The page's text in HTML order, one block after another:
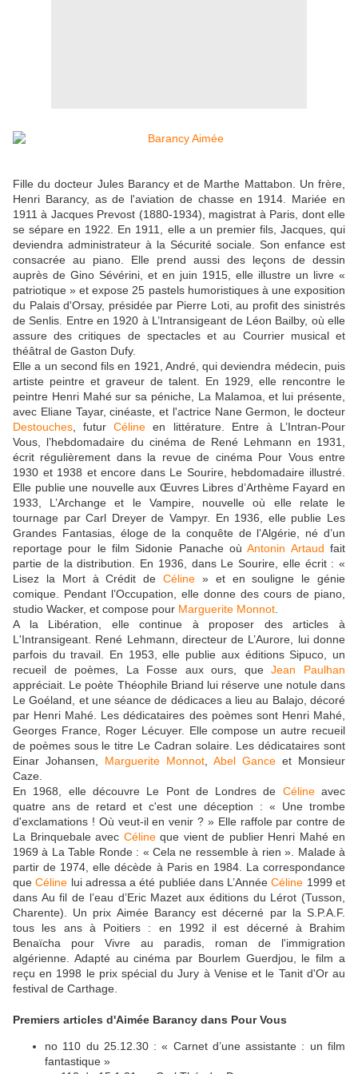
Fille du docteur Jules Barancy et de Marthe Mattabon. Un frère,
Henri Barancy, as de l'aviation de chasse en 1914. Mariée en
1911 à Jacques Prevost (1880-1934), magistrat à Paris, dont elle
se sépare en 1922. En 1911, elle a un premier fils, Jacques, qui
deviendra administrateur à la Sécurité sociale. Son enfance est
consacrée au piano. Elle prend aussi des leçons de dessin
auprès de Gino Sévérini, et en juin 1915, elle illustre un livre «
patriotique » et expose 25 pastels humoristiques à une exposition
du Palais d'Orsay, présidée par Pierre Loti, au profit des sinistrés
de Senlis. Entre en 1920 à L’Intransigeant de Léon Bailby, où elle
assure des critiques de spectacles et au Courrier musical et
théâtral de Gaston Dufy.
Elle a un second fils en 1921, André, qui deviendra médecin, puis
artiste peintre et graveur de talent. En 1929, elle rencontre le
peintre Henri Mahé sur sa péniche, La Malamoa, et lui présente,
avec Eliane Tayar, cinéaste, et l'actrice Nane Germon, le docteur
Destouches , futurCéline en littérature. Entre à L’Intran-Pour
Vous, l’hebdomadaire du cinéma de René Lehmann en 1931,
écrit régulièrement dans la revue de cinéma Pour Vous entre
1930 et 1938 et encore dans Le Sourire, hebdomadaire illustré.
Elle publie une nouvelle aux Œuvres Libres d’Arthème Fayard en
1933, L’Archange et le Vampire, nouvelle où elle relate le
tournage par Carl Dreyer de Vampyr. En 1936, elle publie Les
Grandes Fantasias, éloge de la conquête de l’Algérie, né d’un
reportage pour le film Sidonie Panache oùAntonin Artaud fait
partie de la distribution. En 1936, dans Le Sourire, elle écrit : «
Lisez la Mort à Crédit de Céline » et en souligne le génie
comique. Pendant l’Occupation, elle donne des cours de piano,
studio Wacker, et compose pour Marguerite Monnot
A la Libération, elle continue à proposer des articles à
L'Intransigeant. René Lehmann, directeur de L’Aurore, lui donne
parfois du travail. En 1953, elle publie aux éditions Sipuco, un
recueil de poèmes, La Fosse aux ours, queJean Paulhan
appréciait. Le poète Théophile Briand lui réserve une notule dans
Le Goéland, et une séance de dédicaces a lieu au Balajo, décoré
par Henri Mahé. Les dédicataires des poèmes sont Henri Mahé,
Georges France, Roger Lécuyer. Elle compose un autre recueil
de poèmes sous le titre Le Cadran solaire. Les dédicataires sont
Einar Johansen, Marguerite Monnot Abel Gance et Monsieur
Caze.
En 1968, elle découvre Le Pont de Londres de Célineavec
quatre ans de retard et c'est une déception : « Une trombe
d'exclamations ! Où veut-il en venir ? » Elle raffole par contre de
La Brinquebale avec Célineque vient de publier Henri Mahé en
1969 à La Table Ronde : « Cela ne ressemble à rien ». Malade à
partir de 1974, elle décède à Paris en 1984. La correspondance
queCéline lui adressa a été publiée dans L’AnnéeCéline 1999 et
dans Au fil de l’eau d’Eric Mazet aux éditions du Lérot (Tusson,
Charente). Un prix Aimée Barancy est décerné par la S.P.A.F.
tous les ans à Poitiers : en 1992 il est décerné à Brahim
Benaïcha pour Vivre au paradis, roman de l'immigration
algérienne. Adapté au cinéma par Bourlem Guerdjou, le film a
reçu en 1998 le prix spécial du Jury à Venise et le Tanit d'Or au
festival de Carthage.
Premiers articles d'Aimée Barancy dans Pour Vous
no 110 du 25.12.30 : « Carnet d’une assistante : un film
fantastique »